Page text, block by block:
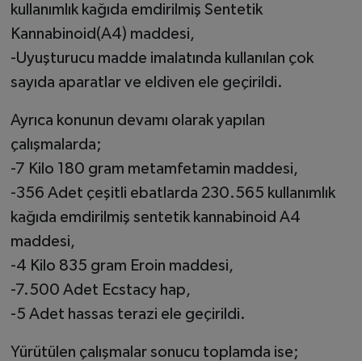
kullanımlık kağıda emdirilmiş Sentetik
Kannabinoid(A4) maddesi,
-Uyuşturucu madde imalatında kullanılan çok
sayıda aparatlar ve eldiven ele geçirildi.
Ayrıca konunun devamı olarak yapılan
çalışmalarda;
-7 Kilo 180 gram metamfetamin maddesi,
-356 Adet çeşitli ebatlarda 230.565 kullanımlık
kağıda emdirilmiş sentetik kannabinoid A4
maddesi,
-4 Kilo 835 gram Eroin maddesi,
-7.500 Adet Ecstacy hap,
-5 Adet hassas terazi ele geçirildi.
Yürütülen çalışmalar sonucu toplamda ise;